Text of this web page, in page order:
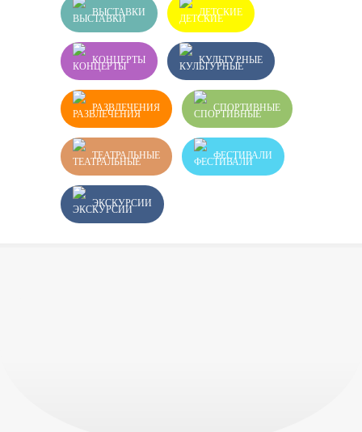
ВЫСТАВКИ ДЕТСКИЕ
КОНЦЕРТЫ КУЛЬТУРНЫЕ
РАЗВЛЕЧЕНИЯ СПОРТИВНЫЕ
ТЕАТРАЛЬНЫЕ ФЕСТИВАЛИ
ЭКСКУРСИИ